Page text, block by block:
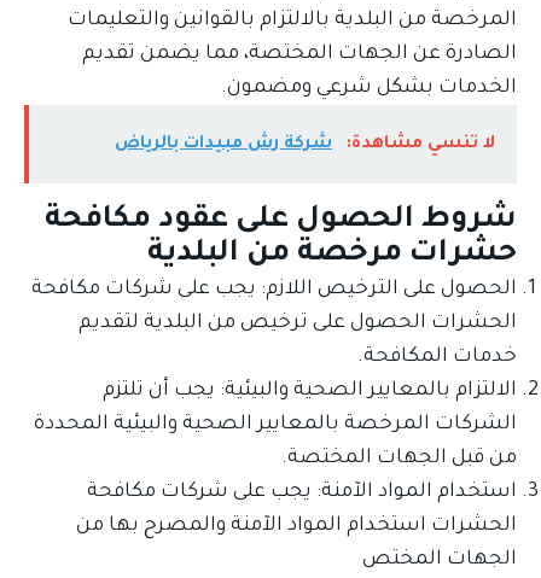
المرخصة من البلدية بالالتزام بالقوانين والتعليمات
الصادرة عن الجهات المختصة، مما يضمن تقديم
الخدمات بشكل شرعي ومضمون.
لا تنسي مشاهدة: شركة رش مبيدات بالرياض
شروط الحصول على عقود مكافحة
حشرات مرخصة من البلدية
الحصول على الترخيص اللازم: يجب على شركات مكافحة
الحشرات الحصول على ترخيص من البلدية لتقديم
خدمات المكافحة.
الالتزام بالمعايير الصحية والبيئية: يجب أن تلتزم
الشركات المرخصة بالمعايير الصحية والبيئية المحددة
من قبل الجهات المختصة.
استخدام المواد الآمنة: يجب على شركات مكافحة
الحشرات استخدام المواد الآمنة والمصرح بها من
الجهات المختص